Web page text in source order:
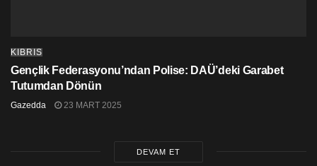
KIBRIS
Gençlik Federasyonu’ndan Polise: DAÜ’deki Garabet
Tutumdan Dönün
Gazedda 23 MART 2025
DEVAM ET